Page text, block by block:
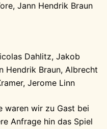
Jann Hendrik Braun
Dahlitz, Jakob
Hendrik Braun, Albrecht
Jerome Linn
waren wir zu Gast bei
Anfrage hin das Spiel